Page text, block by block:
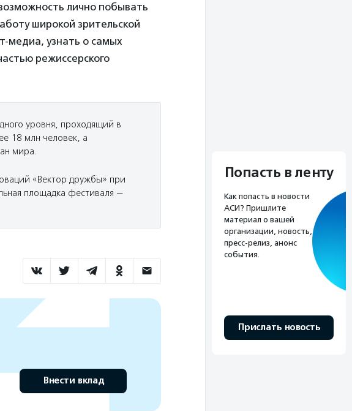
лично побывать
широкой зрительской
медиа, узнать о самых
режиссерского
уровня, проходящий в
18 млн человек, а
мира.
«Вектор дружбы» при
площадка фестиваля —
Внести вклад
Попасть в ленту
Как попасть в новости
АСИ? Пришлите
материал о вашей
организации, новость,
пресс-релиз, анонс
события.
Прислать новость